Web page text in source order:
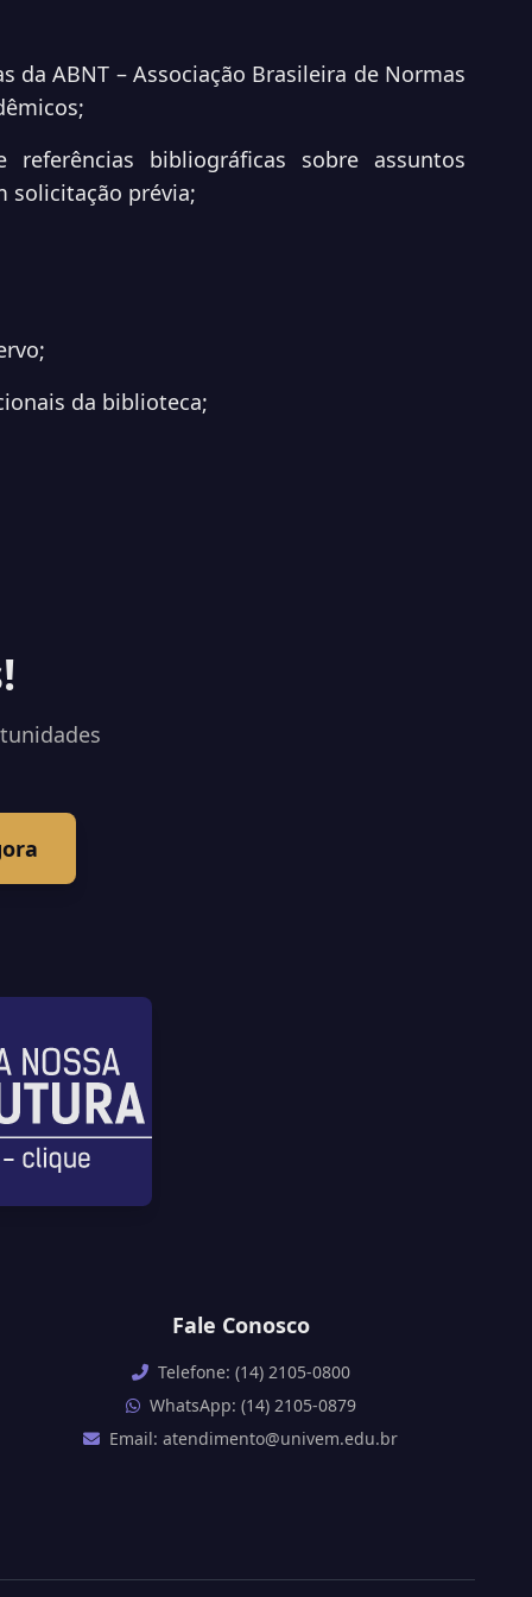
ABNT – Associação Brasileira de Normas
bibliográficas sobre assuntos
solicitação prévia;
da biblioteca;
Fale Conosco
Telefone: (14) 2105-0800
WhatsApp: (14) 2105-0879
Email: atendimento@univem.edu.br